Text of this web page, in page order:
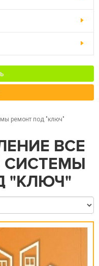
ремонт под "ключ"
ВСЕ
"КЛЮЧ"